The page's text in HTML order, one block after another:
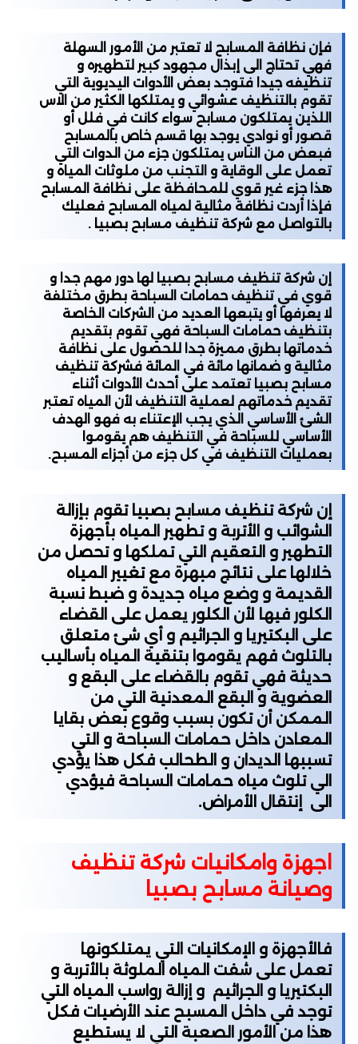
فإن نظافة المسابح لا تعتبر من الأمور السهلة
فهي تحتاج الى إبذال مجهود كبير لتطهيره و
تنظيفه جيدا فتوجد بعض الأدوات اليديوية التي
تقوم بالتنظيف عشوائي و يمتلكها الكثير من الاس
اللذين يمتلكون مسابح سواء كانت في فلل أو
قصور أو نوادي يوجد بها قسم خاص بالمسابح
فبعض من الناس يمتلكون جزء من الدوات التي
تعمل على الوقاية و التجنب من ملوثات المياه و
هذا جزء غير قوي للمحافظة على نظافة المسابح
فإذا أردت نظافة مثالية لمياه المسابح فعليك
بالتواصل مع شركة تنظيف مسابح بصبيا .
إن شركة تنظيف مسابح بصبيا لها دور مهم جدا و
قوي في تنظيف حمامات السباحة بطرق مختلفة
لا يعرفها أو يتبعها العديد من الشركات الخاصة
بتنظيف حمامات السباحة فهي تقوم بتقديم
خدماتها بطرق مميزة جدا للحصول على نظافة
مثالية و ضمانها مائة في المائة فشركة تنظيف
مسابح بصبيا تعتمد على أحدث الأدوات أثناء
تقديم خدماتهم لعملية التنظيف لأن المياه تعتبر
الشئ الأساسي الذي يجب الإعتناء به فهو الهدف
الأساسي للسباحة في التنظيف هم يقوموا
بعمليات التنظيف في كل جزء من أجزاء المسبح.
إن شركة تنظيف مسابح بصبياتقوم بإزالة
الشوائب و الأتربة و تطهير المياه بأجهزة
التطهير و التعقيم التي تملكها و تحصل من
خلالها على نتائج مبهرة مع تغيير المياه
القديمة و وضع مياه جديدة و ضبط نسبة
الكلور فيها لأن الكلور يعمل على القضاء
على البكتيريا و الجراثيم و أي شئ متعلق
بالتلوث فهم يقوموا بتنقية المياه بأساليب
حديثة فهي تقوم بالقضاء على البقع و
العضوية و البقع المعدنية التي من
الممكن أن تكون بسبب وقوع بعض بقايا
المعادن داخل حمامات السباحة و التي
تسببها الديدان و الطحالب فكل هذا يؤدي
الي تلوث مياه حمامات السباحة فيؤدي
الى إنتقال الأمراض.
اجهزة وامكانيات شركة تنظيف
وصيانة مسابح بصبيا
فالأجهزة و الإمكانيات التي يمتلكونها
تعمل على شفت المياه الملوثة بالأتربة و
البكتيريا و الجراثيم و إزالة رواسب المياه التي
توجد في داخل المسبح عند الأرضيات فكل
هذا من الأمور الصعبة التي لا يستطيع